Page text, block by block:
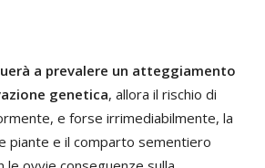
a prevalere un atteggiamento
genetica, allora il rischio di
e forse irrimediabilmente, la
piante e il comparto sementiero